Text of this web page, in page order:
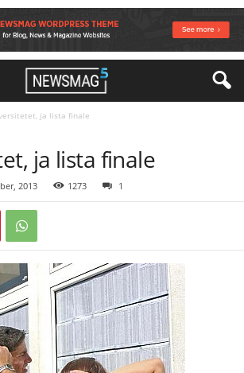
ja lista finale
ja lista finale
2013 1273 1